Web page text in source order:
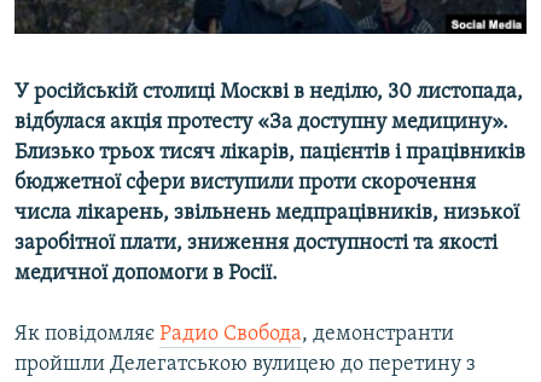
УКРАЇНСЬКА ПРОБЛЕМА КРИМУ
Усі сайти RFE/RL
У російській столиці Москві в неділю, 30 листопада,
відбулася акція протесту «За доступну медицину».
Близько трьох тисяч лікарів, пацієнтів і працівників
бюджетної сфери виступили проти скорочення
числа лікарень, звільнень медпрацівників, низької
заробітної плати, зниження доступності та якості
медичної допомоги в Росії.
Як повідомляє Радио Свобода, демонстранти
пройшли Делегатською вулицею до перетину з